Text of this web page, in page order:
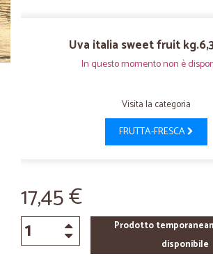
Uva italia sweet fruit
In questo momento non è
Visita la categoria
FRUTTA-FRESCA
17,45 €
Prodotto
disponibile